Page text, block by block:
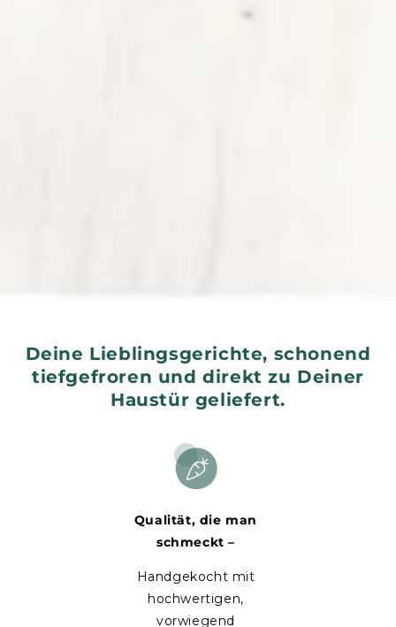
Deine Lieblingsgerichte, schonend
tiefgefroren und direkt zu Deiner
Haustür geliefert.
Qualität, die man
schmeckt –
Handgekocht mit
hochwertigen,
vorwiegend